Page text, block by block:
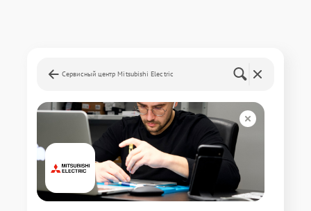
Сервисный центр Mitsubishi Electric